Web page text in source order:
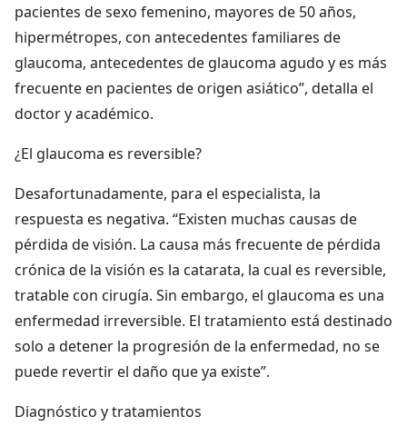
pacientes de sexo femenino, mayores de 50 años,
hipermétropes, con antecedentes familiares de
glaucoma, antecedentes de glaucoma agudo y es más
frecuente en pacientes de origen asiático”, detalla el
doctor y académico.
¿El glaucoma es reversible?
Desafortunadamente, para el especialista, la
respuesta es negativa. “Existen muchas causas de
pérdida de visión. La causa más frecuente de pérdida
crónica de la visión es la catarata, la cual es reversible,
tratable con cirugía. Sin embargo, el glaucoma es una
enfermedad irreversible. El tratamiento está destinado
solo a detener la progresión de la enfermedad, no se
puede revertir el daño que ya existe”.
Diagnóstico y tratamientos